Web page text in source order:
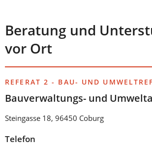
Beratung und
vor Ort
REFERAT 2 - BAU- UND
Bauverwaltungs- und
Steingasse 18, 96450 Coburg
Telefon